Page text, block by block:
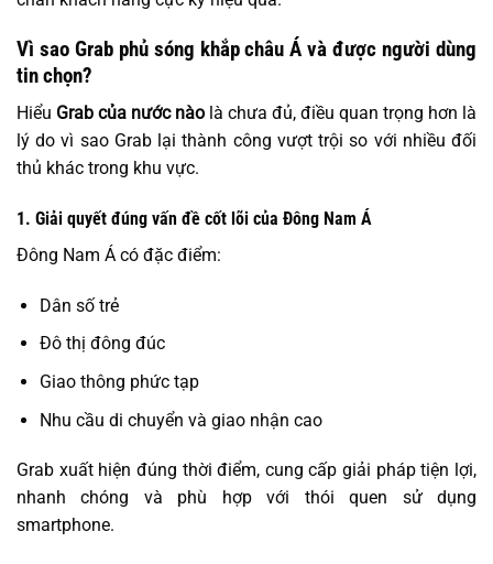
Vì sao Grab phủ sóng khắp châu Á và được người dùng
tin chọn?
Hiểu Grab của nước nào là chưa đủ, điều quan trọng hơn là
lý do vì sao Grab lại thành công vượt trội so với nhiều đối
thủ khác trong khu vực.
1. Giải quyết đúng vấn đề cốt lõi của Đông Nam Á
Đông Nam Á có đặc điểm:
Dân số trẻ
Đô thị đông đúc
Giao thông phức tạp
Nhu cầu di chuyển và giao nhận cao
Grab xuất hiện đúng thời điểm, cung cấp giải pháp tiện lợi,
nhanh chóng và phù hợp với thói quen sử dụng
smartphone.